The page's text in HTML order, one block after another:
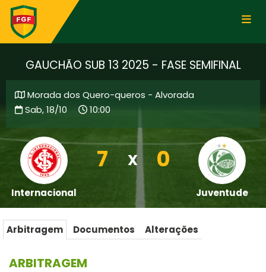
GAUCHÃO SUB 13 2025 - FASE SEMIFINAL
Morada dos Quero-queros - Alvorada
Sab, 18/10
10:00
Internacional
7 X 0
Juventude
Arbitragem Documentos Alterações
ARBITRAGEM